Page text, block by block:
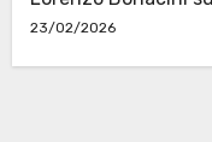
23/02/2026